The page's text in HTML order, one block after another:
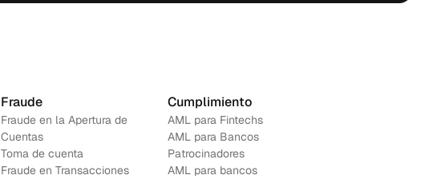
Fraude
Fraude en la Apertura de
Cuentas
Toma de cuenta
Fraude en Transacciones
Cumplimiento
AML para Fintechs
AML para Bancos
Patrocinadores
AML para bancos